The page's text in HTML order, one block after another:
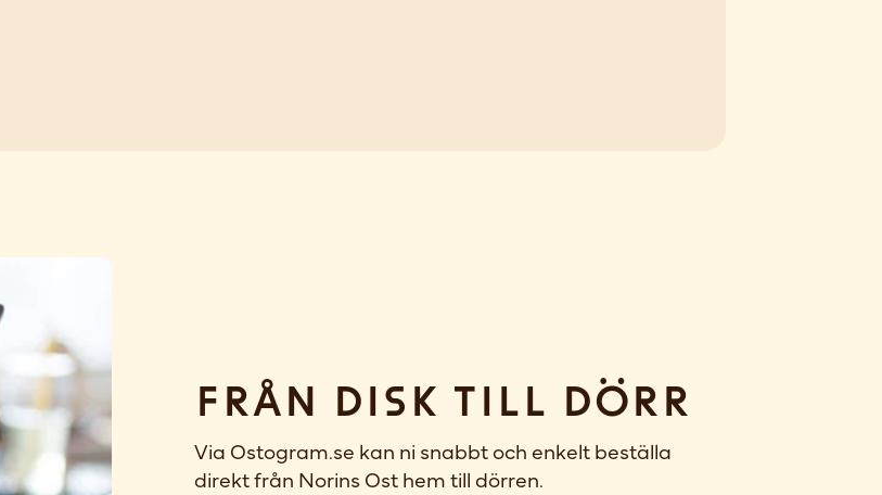
Från disk till dörr
Via Ostogram.se kan ni snabbt och enkelt beställa
direkt från Norins Ost hem till dörren.